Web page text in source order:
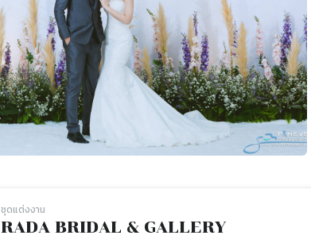
ชุดแต่งงาน
RADA BRIDAL & GALLERY